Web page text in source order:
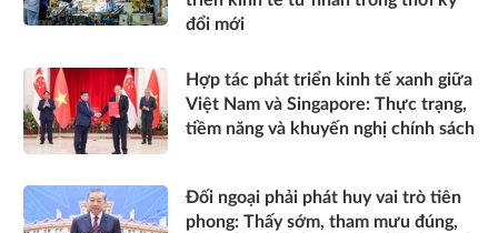
đổi mới
Hợp tác phát triển kinh tế xanh giữa
Việt Nam và Singapore: Thực trạng,
tiềm năng và khuyến nghị chính sách
Đối ngoại phải phát huy vai trò tiên
phong: Thấy sớm, tham mưu đúng,